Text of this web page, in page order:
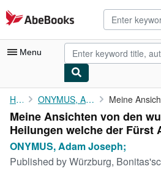
Skip to main content
AbeBooks.com
Menu
My Account
My Purchases
Advanced Search
Browse Collections
Home ONYMUS, Adam Joseph;
Meine Ansichten von den
Heilungen welche der Fürst
ONYMUS, Adam Joseph;
Published byWürzburg,